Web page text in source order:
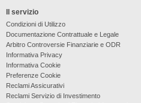
Il servizio
Condizioni di Utilizzo
Documentazione Contrattuale e Legale
Arbitro Controversie Finanziarie e ODR
Informativa Privacy
Informativa Cookie
Preferenze Cookie
Reclami Assicurativi
Reclami Servizio di Investimento